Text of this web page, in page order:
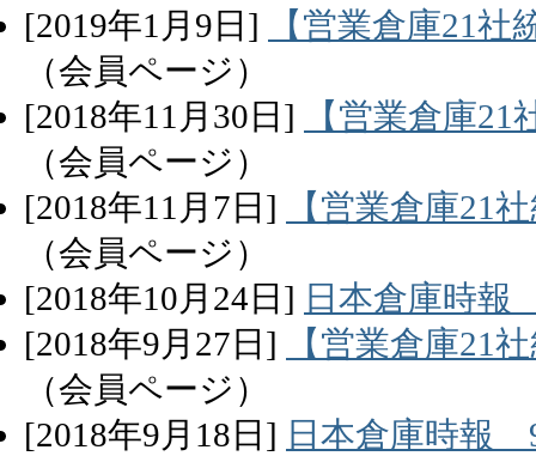
[2019年1 月 9 日]
【営業倉庫21
（会員ページ）
[2018年11 月 30 日]
【営業倉庫
（会員ページ）
[2018年11 月 7 日]
【営業倉庫21
（会員ページ）
[2018年10月 24 日] 日本倉庫時
[2018年9月 27 日]
【営業倉庫21
（会員ページ）
[2018年9月 18 日] 日本倉庫時報